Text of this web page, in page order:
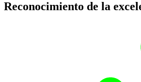
Reconocimiento de la